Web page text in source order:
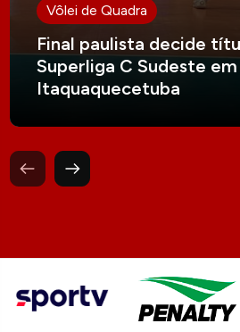
Vôlei de Quadra
Final paulista decide
Superliga C Sudeste em
Itaquaquecetuba